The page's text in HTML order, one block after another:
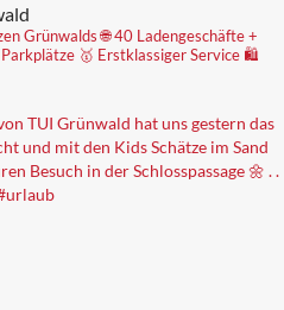
Grünwalds🌐 40 Ladengeschäfte +
🥇 Erstklassiger Service 🛍